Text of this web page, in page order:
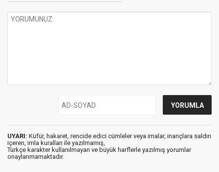
UYARI: Küfür, hakaret, rencide edici cümleler veya imalar, inançlara saldırı
içeren, imla kuralları ile yazılmamış,
Türkçe karakter kullanılmayan ve büyük harflerle yazılmış yorumlar
onaylanmamaktadır.